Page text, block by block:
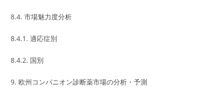
8.4. 市場魅力度分析
8.4.1. 適応症別
8.4.2. 国別
9. 欧州コンパニオン診断薬市場の分析・予測